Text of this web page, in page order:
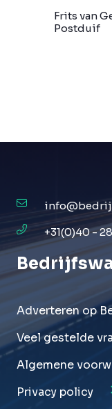
Frits van
Postduif
+31(0)40 -
Adverteren op
Veel gestelde
Algemene
Privacy policy